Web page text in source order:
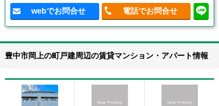
webでお問合せ 電話でお問合せ
豊中市岡上の町戸建周辺の賃貸マンション・アパート情報